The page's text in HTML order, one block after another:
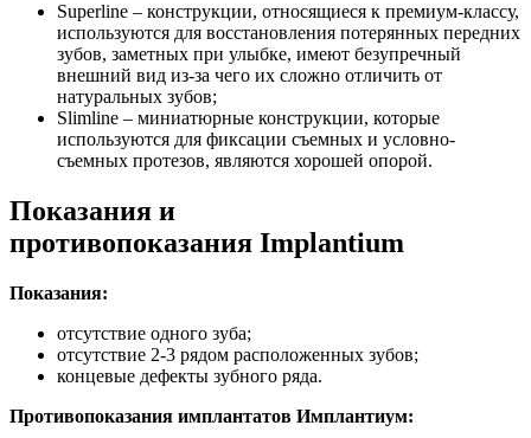
Superline – конструкции, относящиеся к премиум-классу,
используются для восстановления потерянных передних
зубов, заметных при улыбке, имеют безупречный
внешний вид из-за чего их сложно отличить от
натуральных зубов;
Slimline – миниатюрные конструкции, которые
используются для фиксации съемных и условно-
съемных протезов, являются хорошей опорой.
Показания и
противопоказания Implantium
Показания:
отсутствие одного зуба;
отсутствие 2-3 рядом расположенных зубов;
концевые дефекты зубного ряда.
Противопоказания имплантатов Имплантиум: